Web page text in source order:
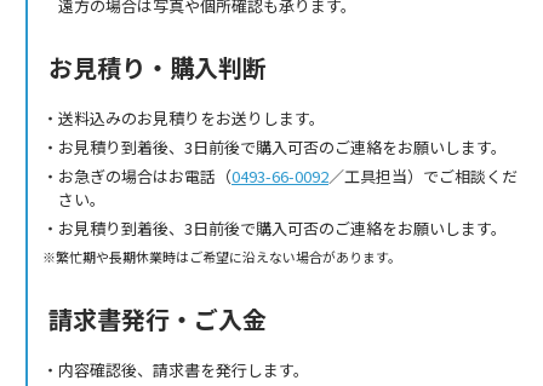
遠方の場合は写真や個所確認も承ります。
お見積り・購入判断
送料込みのお見積りをお送りします。
お見積り到着後、3日前後で購入可否のご連絡をお願いします。
お急ぎの場合はお電話（0493-66-0092／工具担当）でご相談くだ
さい。
お見積り到着後、3日前後で購入可否のご連絡をお願いします。
繁忙期や長期休業時はご希望に沿えない場合があります。
請求書発行・ご入金
内容確認後、請求書を発行します。